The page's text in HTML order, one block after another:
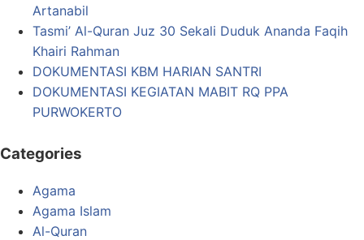
Artanabil
Tasmi’ Al-Quran Juz 30 Sekali Duduk Ananda Faqih
Khairi Rahman
DOKUMENTASI KBM HARIAN SANTRI
DOKUMENTASI KEGIATAN MABIT RQ PPA
PURWOKERTO
Categories
Agama
Agama Islam
Al-Quran